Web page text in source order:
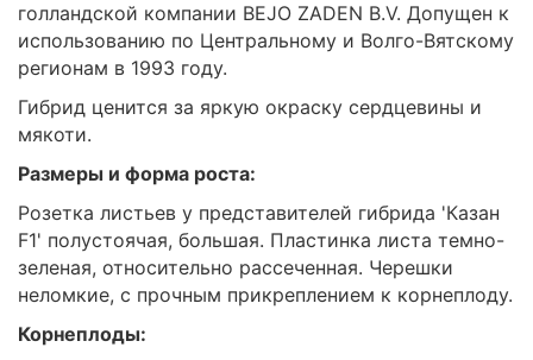
голландской компании BEJO ZADEN B.V. Допущен к
использованию по Центральному и Волго-Вятскому
регионам в 1993 году.
Гибрид ценится за яркую окраску сердцевины и
мякоти.
Размеры и форма роста:
Розетка листьев у представителей гибрида 'Казан
F1' полустоячая, большая. Пластинка листа темно-
зеленая, относительно рассеченная. Черешки
неломкие, с прочным прикреплением к корнеплоду.
Корнеплоды: